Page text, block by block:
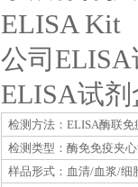
ELISA Kit
公司
ELISA试
检测方法：ELISA酶联免
检测类型：酶免免疫夹
样品形式：血清/血浆/细